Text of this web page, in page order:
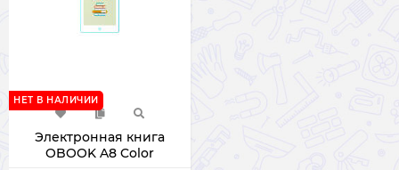
Электронная книга
OBOOK A8 Color
НЕТ В НАЛИЧИИ